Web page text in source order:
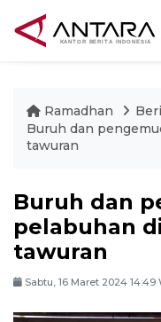
Ramadhan
Buruh dan
tawuran
Buruh dan
pelabuhan
tawuran
Sabtu, 16 Maret 2024 14:49